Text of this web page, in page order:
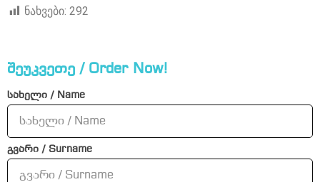
ნახვები: 292
შეუკვეთე / Order Now!
სახელი / Name
გვარი / Surname